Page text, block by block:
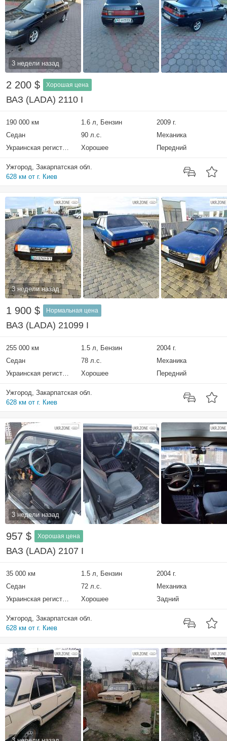
3 недели назад
2 200 $ Хорошая цена
ВАЗ (LADA) 2110 I
190 000 км 1.6 л, Бензин
2009 г.
Седан
90 л.с.
Механика
Украинская регистрация
Хорошее Передний
Ужгород, Закарпатская обл.
628 км от г. Киев
3 недели назад
1 900 $ Нормальная цена
ВАЗ (LADA) 21099 I
255 000 км 1.5 л, Бензин
2004 г.
Седан
78 л.с.
Механика
Украинская регистрация
Хорошее Передний
Ужгород, Закарпатская обл.
628 км от г. Киев
3 недели назад
957 $ Хорошая цена
ВАЗ (LADA) 2107 I
35 000 км 1.5 л, Бензин
2004 г.
Седан
72 л.с.
Механика
Украинская регистрация
Хорошее Задний
Ужгород, Закарпатская обл.
628 км от г. Киев